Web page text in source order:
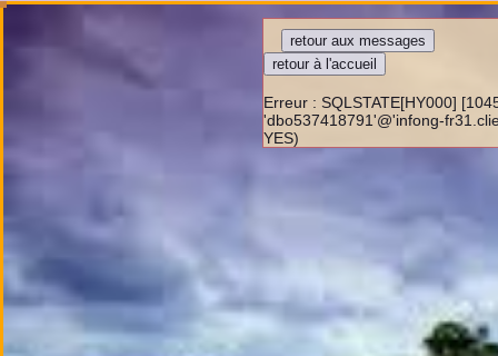
Precedent
Erreur : SQLSTATE[HY000]
'dbo537418791'@'infong-
YES)